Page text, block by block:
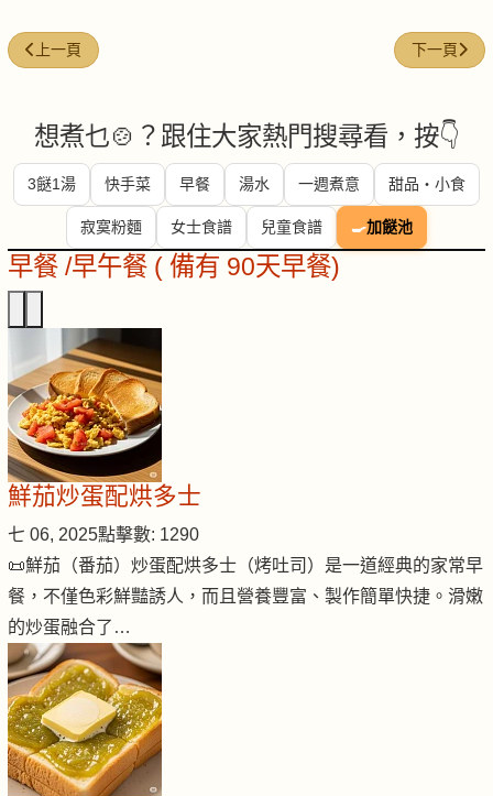
上一篇文章: 鴻喜菇排骨炒即食麵
上一頁 下一篇文章
下一頁
想煮乜🍲？跟住大家熱門搜尋看，按👇
3餸1湯 快手菜 早餐 湯水 一週煮意 甜品・小食
寂寞粉麵 女士食譜 兒童食譜 🍳加餸池
早餐 /早午餐 ( 備有 90天早餐)
鮮茄炒蛋配烘多士
七 06, 2025點擊數: 1290
📜鮮茄（番茄）炒蛋配烘多士（烤吐司）是一道經典的家常早
餐，不僅色彩鮮豔誘人，而且營養豐富、製作簡單快捷。滑嫩
的炒蛋融合了…